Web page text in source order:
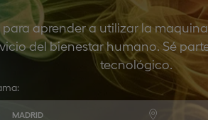
aprender a utilizar la
del bienestar humano. Sé
tecnológico.
MADRID